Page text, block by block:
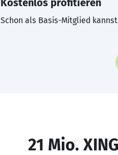
Kostenlos profitieren
Schon als Basis-Mitglied
21 Mio.